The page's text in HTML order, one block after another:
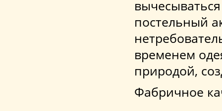
постельный
временем
природой,
Фабричное